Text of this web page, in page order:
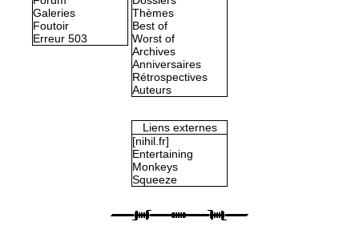
Galeries
Foutoir
Erreur 503
Thèmes
Best of
Worst of
Archives
Anniversaires
Rétrospectives
Auteurs
Liens externes
[nihil.fr]
Entertaining
Monkeys
Squeeze